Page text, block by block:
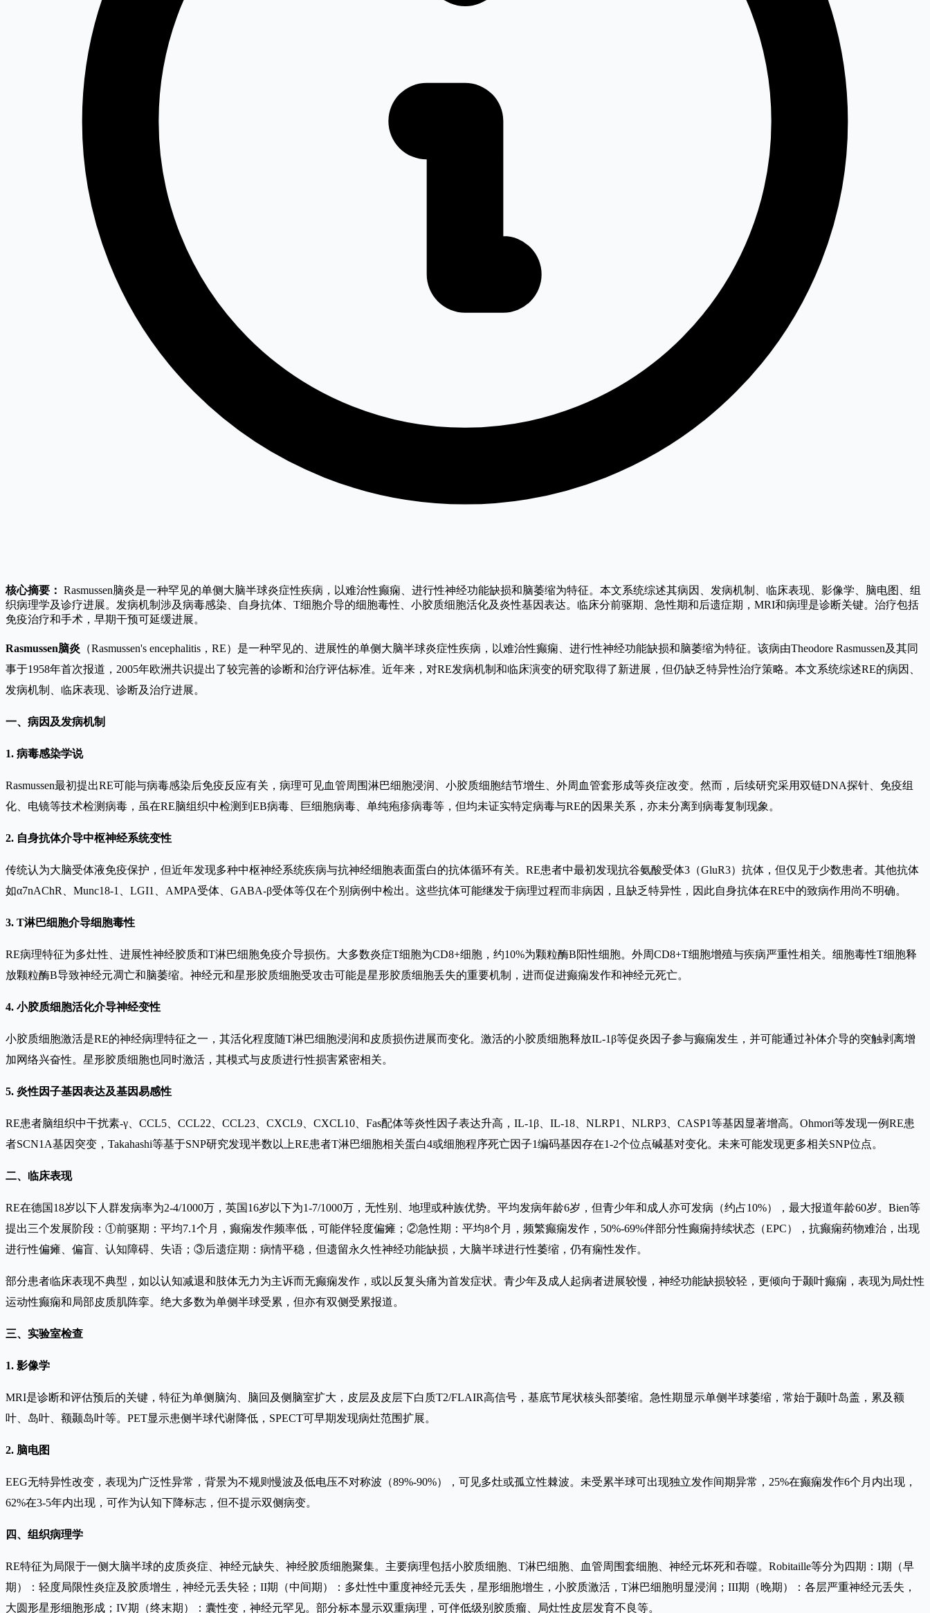
核心摘要： Rasmussen脑炎是一种罕见的单侧大脑半球炎症性疾病，以难治性癫痫、进行性神经功能缺损和脑萎缩为特征。本文系统综述其病因、发病机制、临床表现、影像学、脑电图、组
织病理学及诊疗进展。发病机制涉及病毒感染、自身抗体、T细胞介导的细胞毒性、小胶质细胞活化及炎性基因表达。临床分前驱期、急性期和后遗症期，MRI和病理是诊断关键。治疗包括
免疫治疗和手术，早期干预可延缓进展。
Rasmussen脑炎 （Rasmussen's encephalitis，RE）是一种罕见的、进展性的单侧大脑半球炎症性疾病，以难治性癫痫、进行性神经功能缺损和脑萎缩为特征。该病由Theodore Rasmussen及其同
事于1958年首次报道，2005年欧洲共识提出了较完善的诊断和治疗评估标准。近年来，对RE发病机制和临床演变的研究取得了新进展，但仍缺乏特异性治疗策略。本文系统综述RE的病因、
发病机制、临床表现、诊断及治疗进展。
一、病因及发病机制
1. 病毒感染学说
Rasmussen最初提出RE可能与病毒感染后免疫反应有关，病理可见血管周围淋巴细胞浸润、小胶质细胞结节增生、外周血管套形成等炎症改变。然而，后续研究采用双链DNA探针、免疫组
化、电镜等技术检测病毒，虽在RE脑组织中检测到EB病毒、巨细胞病毒、单纯疱疹病毒等，但均未证实特定病毒与RE的因果关系，亦未分离到病毒复制现象。
2. 自身抗体介导中枢神经系统变性
传统认为大脑受体液免疫保护，但近年发现多种中枢神经系统疾病与抗神经细胞表面蛋白的抗体循环有关。RE患者中最初发现抗谷氨酸受体3（GluR3）抗体，但仅见于少数患者。其他抗体
如α7nAChR、Munc18-1、LGI1、AMPA受体、GABA-β受体等仅在个别病例中检出。这些抗体可能继发于病理过程而非病因，且缺乏特异性，因此自身抗体在RE中的致病作用尚不明确。
3. T淋巴细胞介导细胞毒性
RE病理特征为多灶性、进展性神经胶质和T淋巴细胞免疫介导损伤。大多数炎症T细胞为CD8+细胞，约10%为颗粒酶B阳性细胞。外周CD8+T细胞增殖与疾病严重性相关。细胞毒性T细胞释
放颗粒酶B导致神经元凋亡和脑萎缩。神经元和星形胶质细胞受攻击可能是星形胶质细胞丢失的重要机制，进而促进癫痫发作和神经元死亡。
4. 小胶质细胞活化介导神经变性
小胶质细胞激活是RE的神经病理特征之一，其活化程度随T淋巴细胞浸润和皮质损伤进展而变化。激活的小胶质细胞释放IL-1β等促炎因子参与癫痫发生，并可能通过补体介导的突触剥离增
加网络兴奋性。星形胶质细胞也同时激活，其模式与皮质进行性损害紧密相关。
5. 炎性因子基因表达及基因易感性
RE患者脑组织中干扰素-γ、CCL5、CCL22、CCL23、CXCL9、CXCL10、Fas配体等炎性因子表达升高，IL-1β、IL-18、NLRP1、NLRP3、CASP1等基因显著增高。Ohmori等发现一例RE患
者SCN1A基因突变，Takahashi等基于SNP研究发现半数以上RE患者T淋巴细胞相关蛋白4或细胞程序死亡因子1编码基因存在1-2个位点碱基对变化。未来可能发现更多相关SNP位点。
二、临床表现
RE在德国18岁以下人群发病率为2-4/1000万，英国16岁以下为1-7/1000万，无性别、地理或种族优势。平均发病年龄6岁，但青少年和成人亦可发病（约占10%），最大报道年龄60岁。Bien等
提出三个发展阶段：①前驱期：平均7.1个月，癫痫发作频率低，可能伴轻度偏瘫；②急性期：平均8个月，频繁癫痫发作，50%-69%伴部分性癫痫持续状态（EPC），抗癫痫药物难治，出现
进行性偏瘫、偏盲、认知障碍、失语；③后遗症期：病情平稳，但遗留永久性神经功能缺损，大脑半球进行性萎缩，仍有痫性发作。
部分患者临床表现不典型，如以认知减退和肢体无力为主诉而无癫痫发作，或以反复头痛为首发症状。青少年及成人起病者进展较慢，神经功能缺损较轻，更倾向于颞叶癫痫，表现为局灶性
运动性癫痫和局部皮质肌阵挛。绝大多数为单侧半球受累，但亦有双侧受累报道。
三、实验室检查
1. 影像学
MRI是诊断和评估预后的关键，特征为单侧脑沟、脑回及侧脑室扩大，皮层及皮层下白质T2/FLAIR高信号，基底节尾状核头部萎缩。急性期显示单侧半球萎缩，常始于颞叶岛盖，累及额
叶、岛叶、额颞岛叶等。PET显示患侧半球代谢降低，SPECT可早期发现病灶范围扩展。
2. 脑电图
EEG无特异性改变，表现为广泛性异常，背景为不规则慢波及低电压不对称波（89%-90%），可见多灶或孤立性棘波。未受累半球可出现独立发作间期异常，25%在癫痫发作6个月内出现，
62%在3-5年内出现，可作为认知下降标志，但不提示双侧病变。
四、组织病理学
RE特征为局限于一侧大脑半球的皮质炎症、神经元缺失、神经胶质细胞聚集。主要病理包括小胶质细胞、T淋巴细胞、血管周围套细胞、神经元坏死和吞噬。Robitaille等分为四期：I期（早
期）：轻度局限性炎症及胶质增生，神经元丢失轻；II期（中间期）：多灶性中重度神经元丢失，星形细胞增生，小胶质激活，T淋巴细胞明显浸润；III期（晚期）：各层严重神经元丢失，
大圆形星形细胞形成；IV期（终末期）：囊性变，神经元罕见。部分标本显示双重病理，可伴低级别胶质瘤、局灶性皮层发育不良等。